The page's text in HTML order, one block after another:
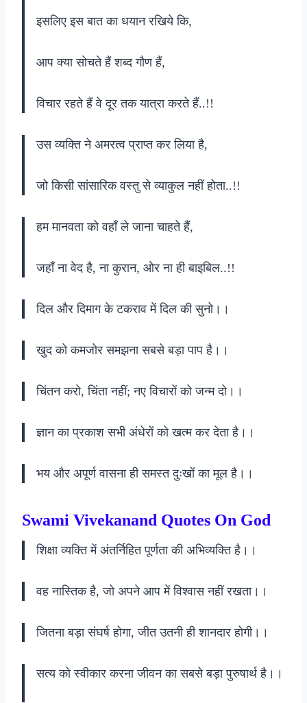
इसलिए इस बात का धयान रखिये कि,
आप क्या सोचते हैं शब्द गौण हैं,
विचार रहते हैं वे दूर तक यात्रा करते हैं..!!
उस व्यक्ति ने अमरत्व प्राप्त कर लिया है,
जो किसी सांसारिक वस्तु से व्याकुल नहीं होता..!!
हम मानवता को वहाँ ले जाना चाहते हैं,
जहाँ ना वेद है, ना कुरान, ओर ना ही बाइबिल..!!
दिल और दिमाग के टकराव में दिल की सुनो।।
खुद को कमजोर समझना सबसे बड़ा पाप है।।
चिंतन करो, चिंता नहीं; नए विचारों को जन्म दो।।
ज्ञान का प्रकाश सभी अंधेरों को खत्म कर देता है।।
भय और अपूर्ण वासना ही समस्त दुःखों का मूल है।।
Swami Vivekanand Quotes On God
शिक्षा व्यक्ति में अंतर्निहित पूर्णता की अभिव्यक्ति है।।
वह नास्तिक है, जो अपने आप में विश्वास नहीं रखता।।
जितना बड़ा संघर्ष होगा, जीत उतनी ही शानदार होगी।।
सत्य को स्वीकार करना जीवन का सबसे बड़ा पुरुषार्थ है।।